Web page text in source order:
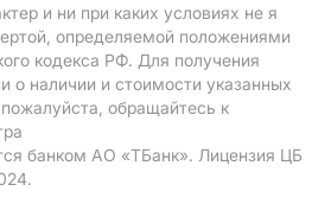
и ни при каких условиях не я
определяемой положениями
кодекса РФ. Для получения
о наличии и стоимости указанных
обращайтесь к
банком АO «ТБанк». Лицензия ЦБ